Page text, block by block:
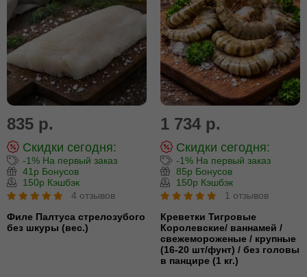
835 р.
Скидки сегодня:
-1% На первый заказ
41р Бонусов
150р Кэшбэк
4 отзывов
Филе Палтуса стрелозубого
без шкуры (вес.)
1 734 р.
Скидки сегодня:
-1% На первый заказ
85р Бонусов
150р Кэшбэк
1 отзывов
Креветки Тигровые
Королевские/ ваннамей /
свежемороженые / крупные
(16-20 шт/фунт) / без головы
в панцире (1 кг.)